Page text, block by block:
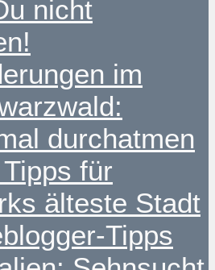
nicht
im
durchatmen
für
älteste Stadt
Tipps